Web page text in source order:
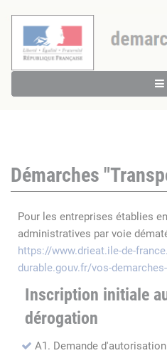
Démarches
Pour les entreprises établies
administratives par voie
https://www.drieat.ile-de-
durable.gouv.fr/vos-
Inscription initiale
dérogation
A1. Demande